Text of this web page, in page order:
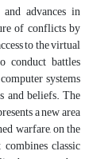
advances in
of conflicts by
to the virtual
conduct battles
systems
and beliefs. The
a new area
warfare, on the
classic